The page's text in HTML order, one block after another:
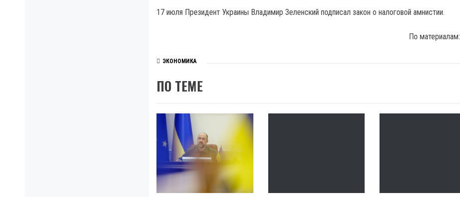
17 июля Президент Украины Владимир Зеленский подписал закон о налоговой амнистии.
По материалам:
ЭКОНОМИКА
ПО ТЕМЕ